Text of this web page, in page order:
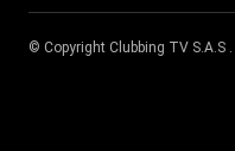
© Copyright Clubbing TV S.A.S